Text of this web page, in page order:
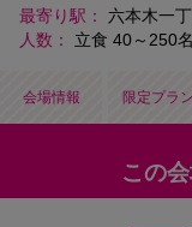
最寄り駅 六本木一
人数
立食 40～250名
会場情報 限定プラン
この